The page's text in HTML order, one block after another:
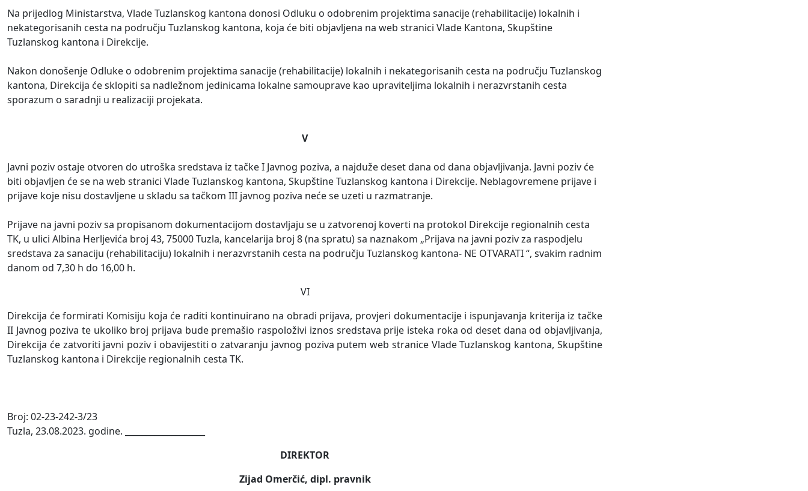
Na prijedlog Ministarstva, Vlade Tuzlanskog kantona donosi Odluku o odobrenim projektima sanacije (rehabilitacije) lokalnih i
nekategorisanih cesta na području Tuzlanskog kantona, koja će biti objavljena na web stranici Vlade Kantona, Skupštine
Tuzlanskog kantona i Direkcije.
Nakon donošenje Odluke o odobrenim projektima sanacije (rehabilitacije) lokalnih i nekategorisanih cesta na području Tuzlanskog
kantona, Direkcija će sklopiti sa nadležnom jedinicama lokalne samouprave kao upraviteljima lokalnih i nerazvrstanih cesta
sporazum o saradnji u realizaciji projekata.
V
Javni poziv ostaje otvoren do utroška sredstava iz tačke I Javnog poziva, a najduže deset dana od dana objavljivanja. Javni poziv će
biti objavljen će se na web stranici Vlade Tuzlanskog kantona, Skupštine Tuzlanskog kantona i Direkcije. Neblagovremene prijave i
prijave koje nisu dostavljene u skladu sa tačkom III javnog poziva neće se uzeti u razmatranje.
Prijave na javni poziv sa propisanom dokumentacijom dostavljaju se u zatvorenoj koverti na protokol Direkcije regionalnih cesta
TK, u ulici Albina Herljevića broj 43, 75000 Tuzla, kancelarija broj 8 (na spratu) sa naznakom „Prijava na javni poziv za raspodjelu
sredstava za sanaciju (rehabilitaciju) lokalnih i nerazvrstanih cesta na području Tuzlanskog kantona- NE OTVARATI “, svakim radnim
danom od 7,30 h do 16,00 h.
VI
Direkcija će formirati Komisiju koja će raditi kontinuirano na obradi prijava, provjeri dokumentacije i ispunjavanja kriterija iz tačke
II Javnog poziva te ukoliko broj prijava bude premašio raspoloživi iznos sredstava prije isteka roka od deset dana od objavljivanja,
Direkcija će zatvoriti javni poziv i obavijestiti o zatvaranju javnog poziva putem web stranice Vlade Tuzlanskog kantona, Skupštine
Tuzlanskog kantona i Direkcije regionalnih cesta TK.
Broj: 02-23-242-3/23
Tuzla, 23.08.2023. godine. ___________________
DIREKTOR
Zijad Omerčić, dipl. pravnik